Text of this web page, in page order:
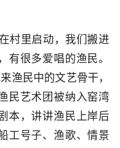
里启动，我们搬进
有很多爱唱的渔民。
渔民中的文艺骨干，
民艺术团被纳入窑湾
本，讲讲渔民上岸后
工号子、渔歌、情景